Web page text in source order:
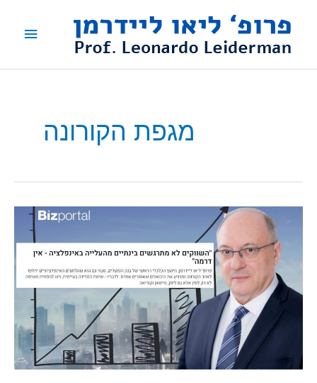
ראשי
מגפת הקורונה
ליידרמן
בביזפורטל:
"עליות
המחירים
זמניות"